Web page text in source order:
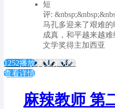
短
评:
马孔多迎来了艰难
成真，和平越来越
文学奖得主加西亚
1252播放 更新第03集
查看详情
麻辣教师 第